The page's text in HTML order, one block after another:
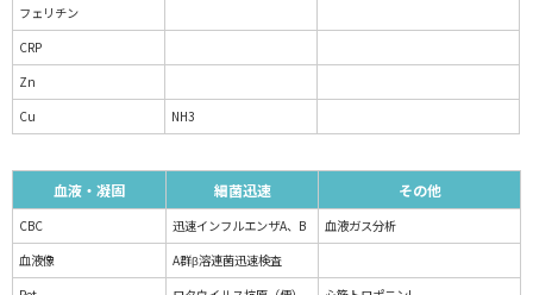
フェリチン
CRP
Zn
Cu
NH3
血液・凝固 細菌迅速 その他
CBC 迅速インフルエンザA、B
血液ガス分析
血液像
A群β溶連菌迅速検査